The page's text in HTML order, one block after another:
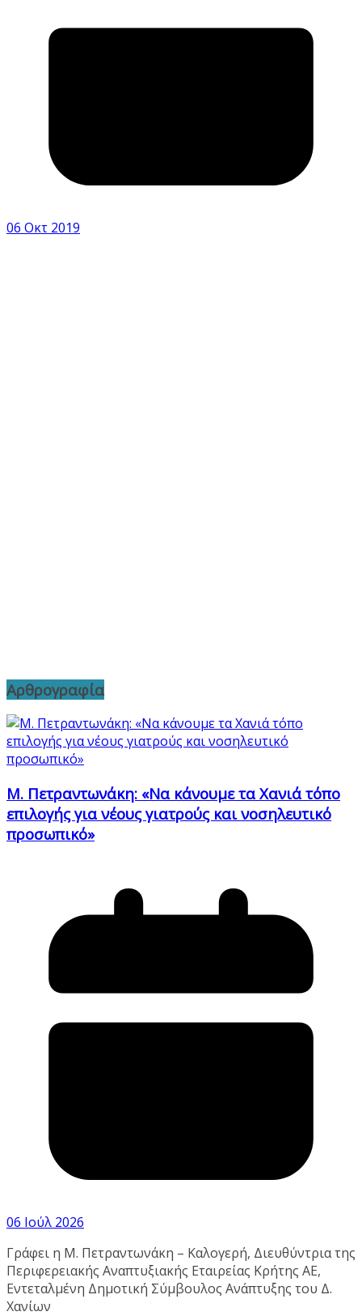
06 Οκτ 2019
Αρθρογραφία
Μ. Πετραντωνάκη: «Να κάνουμε τα Χανιά τόπο
επιλογής για νέους γιατρούς και νοσηλευτικό
προσωπικό»
06 Ιούλ 2026
Γράφει η Μ. Πετραντωνάκη – Καλογερή, Διευθύντρια της
Περιφερειακής Αναπτυξιακής Εταιρείας Κρήτης ΑΕ,
Εντεταλμένη Δημοτική Σύμβουλος Ανάπτυξης του Δ.
Χανίων